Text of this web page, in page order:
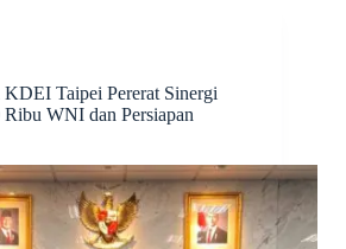
Taipei Pererat Sinergi
WNI dan Persiapan